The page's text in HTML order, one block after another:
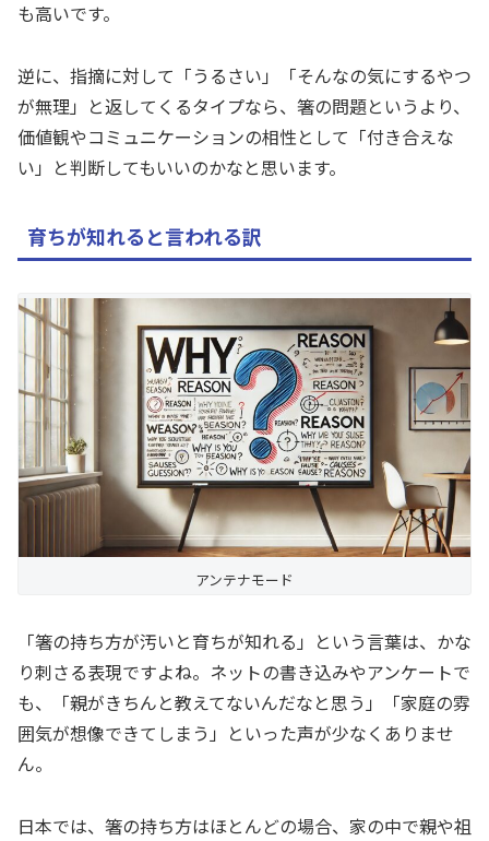
も高いです。
逆に、指摘に対して「うるさい」「そんなの気にするやつ
が無理」と返してくるタイプなら、箸の問題というより、
価値観やコミュニケーションの相性として「付き合えな
い」と判断してもいいのかなと思います。
育ちが知れると言われる訳
アンテナモード
「箸の持ち方が汚いと育ちが知れる」という言葉は、かな
り刺さる表現ですよね。ネットの書き込みやアンケートで
も、「親がきちんと教えてないんだなと思う」「家庭の雰
囲気が想像できてしまう」といった声が少なくありませ
ん。
日本では、箸の持ち方はほとんどの場合、家の中で親や祖